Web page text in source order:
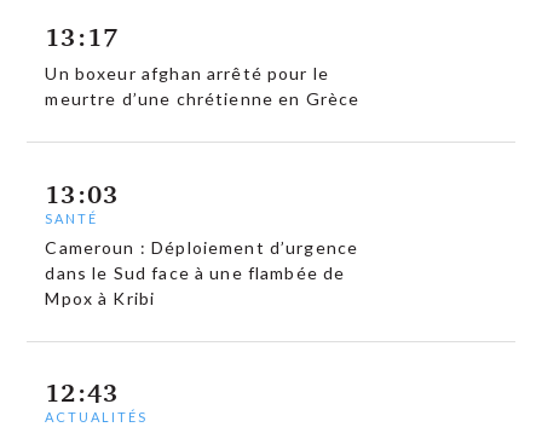
13:17
Un boxeur afghan arrêté pour le
meurtre d’une chrétienne en Grèce
13:03
SANTÉ
Cameroun : Déploiement d’urgence
dans le Sud face à une flambée de
Mpox à Kribi
12:43
ACTUALITÉS